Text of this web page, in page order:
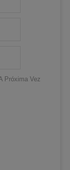
Próxima Vez